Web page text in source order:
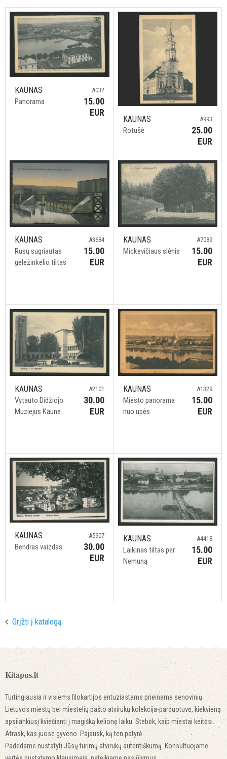
KAUNAS
Panorama
A032
15.00
EUR
KAUNAS
Rotušė
A993
25.00
EUR
KAUNAS
Rusų sugriautas
geležinkelio tiltas
A3684
15.00
EUR
KAUNAS
Mickevičiaus slėnis
A7089
15.00
EUR
KAUNAS
Vytauto Didžiojo
Muziejus Kaune
A2101
30.00
EUR
KAUNAS
Miesto panorama
nuo upės
A1329
15.00
EUR
KAUNAS
Bendras vaizdas
A5907
30.00
EUR
KAUNAS
Laikinas tiltas per
Nemuną
A4418
15.00
EUR
Grįžti į katalogą
Kitapus.lt
Turtingiausia ir visiems filokartijos entuziastams prieinama senovinių
Lietuvos miestų bei miestelių pašto atvirukų kolekcija-parduotuvė, kiekvieną
apsilankiusį kviečianti į magišką kelionę laiku. Stebėk, kaip miestai keitėsi.
Atrask, kas juose gyveno. Pajausk, ką ten patyrė.
Padedame nustatyti Jūsų turimų atvirukų autentiškumą. Konsultuojame